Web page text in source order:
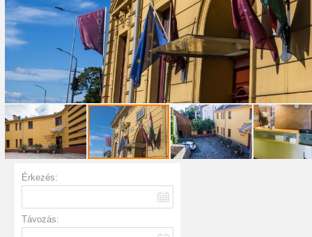
Érkezés:
Távozás: